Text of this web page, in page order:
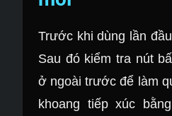
Trước khi dùng lần
Sau đó kiểm tra nút
ở ngoài trước để làm
khoang tiếp xúc